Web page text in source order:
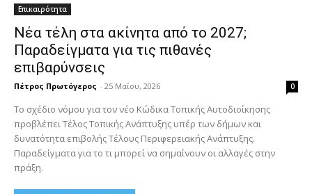
Επικαιρότητα
Νέα τέλη στα ακίνητα από το 2027;
Παραδείγματα για τις πιθανές
επιβαρύνσεις
Πέτρος Πρωτόγερος - 25 Μαΐου, 2026 0
Το σχέδιο νόμου για τον νέο Κώδικα Τοπικής Αυτοδιοίκησης
προβλέπει Τέλος Τοπικής Ανάπτυξης υπέρ των δήμων και
δυνατότητα επιβολής Τέλους Περιφερειακής Ανάπτυξης.
Παραδείγματα για το τι μπορεί να σημαίνουν οι αλλαγές στην
πράξη.